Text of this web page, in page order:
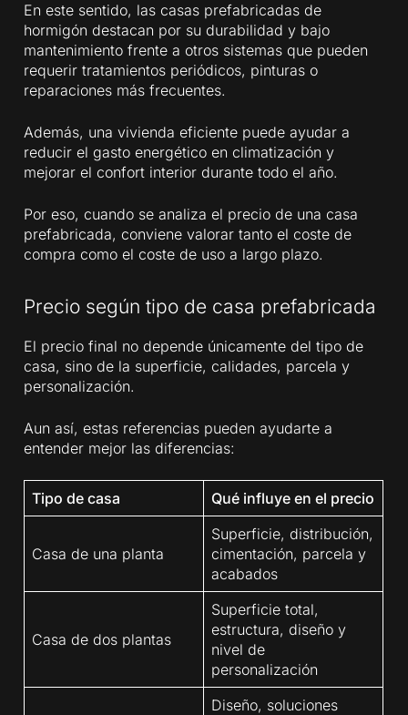
En este sentido, las casas prefabricadas de
hormigón destacan por su durabilidad y bajo
mantenimiento frente a otros sistemas que pueden
requerir tratamientos periódicos, pinturas o
reparaciones más frecuentes.
Además, una vivienda eficiente puede ayudar a
reducir el gasto energético en climatización y
mejorar el confort interior durante todo el año.
Por eso, cuando se analiza el precio de una casa
prefabricada, conviene valorar tanto el coste de
compra como el coste de uso a largo plazo.
Precio según tipo de casa prefabricada
El precio final no depende únicamente del tipo de
casa, sino de la superficie, calidades, parcela y
personalización.
Aun así, estas referencias pueden ayudarte a
entender mejor las diferencias:
Tipo de casa Qué influye en el precio
Casa de una planta
Superficie, distribución,
cimentación, parcela y
acabados
Casa de dos plantas
Superficie total,
estructura, diseño y
nivel de
personalización
Diseño, soluciones